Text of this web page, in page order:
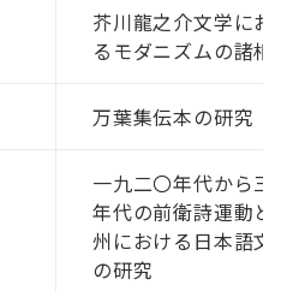
芥川龍之介文学にお
るモダニズムの諸相
万葉集伝本の研究
一九二〇年代から三
年代の前衛詩運動と
州における日本語文
の研究